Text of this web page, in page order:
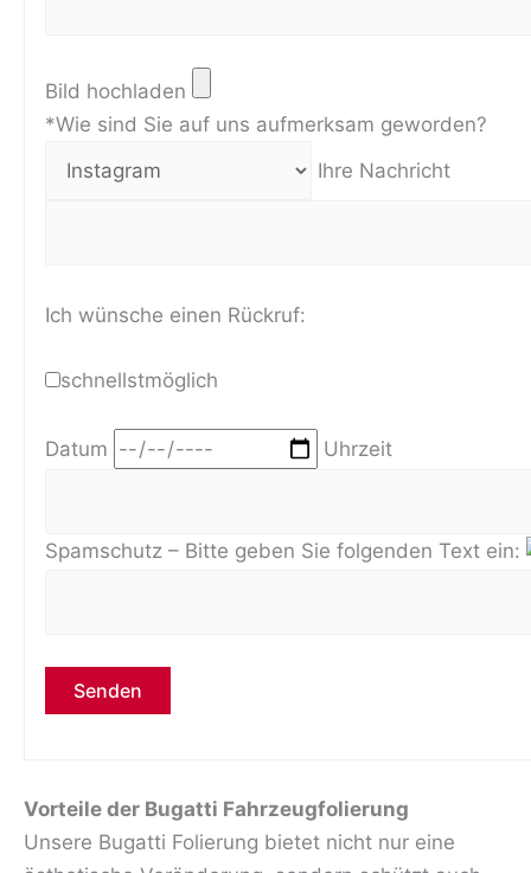
Bild hochladen
*Wie sind Sie auf uns aufmerksam geworden?
Ihre Nachricht
Ich wünsche einen Rückruf:
schnellstmöglich
Datum Uhrzeit
Spamschutz – Bitte geben Sie folgenden Text ein:
Bitte lasse dieses Feld leer.
Vorteile der Bugatti Fahrzeugfolierung
Unsere Bugatti Folierung bietet nicht nur eine